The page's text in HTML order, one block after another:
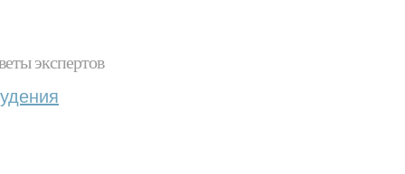
экспертов